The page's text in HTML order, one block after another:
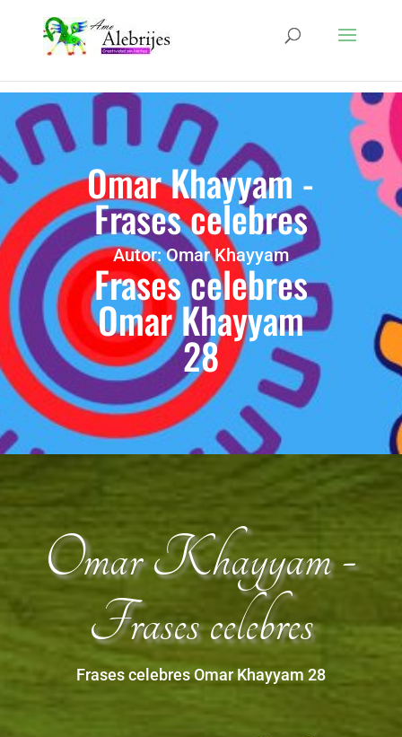
Omar Khayyam -
Frases celebres
Autor: Omar Khayyam
Frases celebres
Omar Khayyam
28
Omar Khayyam -
Frases celebres
Frases celebres Omar Khayyam 28